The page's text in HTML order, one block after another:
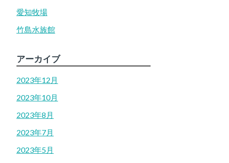
愛知牧場
竹島水族館
アーカイブ
2023年12月
2023年10月
2023年8月
2023年7月
2023年5月